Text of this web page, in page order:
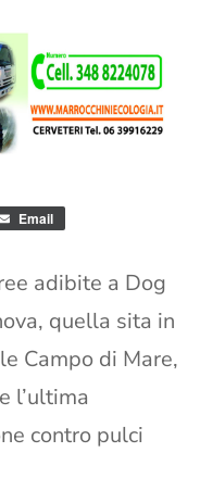
Email
adibite a Dog
quella sita in
Campo di Mare,
l’ultima
contro pulci